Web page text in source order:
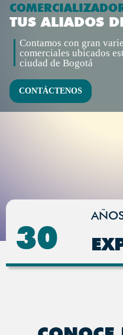
TUS ALIADOS
Contamos con gran
comerciales ubicados
ciudad de Bogotá
CONTÁCTENOS
30